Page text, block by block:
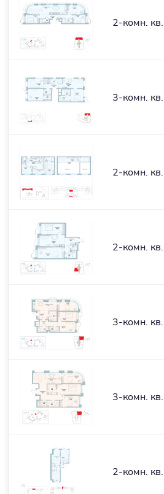
2-комн. кв.
3-комн. кв.
2-комн. кв.
2-комн. кв.
3-комн. кв.
3-комн. кв.
2-комн. кв.